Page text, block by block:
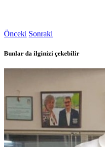
Önceki Sonraki
Bunlar da ilginizi çekebilir